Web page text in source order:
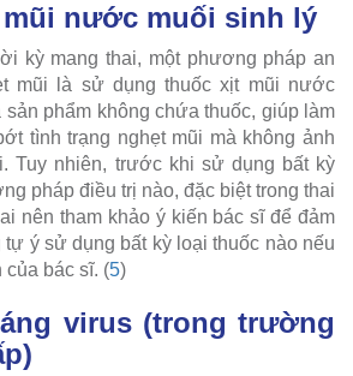
nước muối sinh lý
kỳ mang thai, một phương pháp an
mũi là sử dụng thuốc xịt mũi nước
phẩm không chứa thuốc, giúp làm
tình trạng nghẹt mũi mà không ảnh
Tuy nhiên, trước khi sử dụng bất kỳ
pháp điều trị nào, đặc biệt trong thai
nên tham khảo ý kiến bác sĩ để đảm
tự ý sử dụng bất kỳ loại thuốc nào nếu
bác sĩ. (5)
virus (trong trường